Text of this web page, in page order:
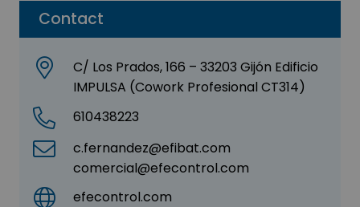
Contact
C/ Los Prados, 166 – 33203 Gijón Edificio
IMPULSA (Cowork Profesional CT314)
610438223
c.fernandez@efibat.com
comercial@efecontrol.com
efecontrol.com